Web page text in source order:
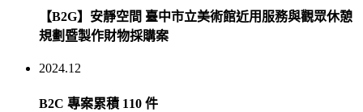
【B2G】安靜空間 臺中市立美術館近用服務與觀眾休憩
規劃暨製作財物採購案
2024.12
B2C 專案累積 110 件